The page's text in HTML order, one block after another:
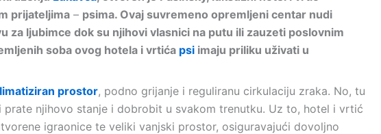
prijateljima – psima. Ovaj suvremeno opremljeni centar nudi
za ljubimce dok su njihovi vlasnici na putu ili zauzeti poslovnim
soba ovog hotela i vrtića psi imaju priliku uživati u
prostor, podno grijanje i reguliranu cirkulaciju zraka. No, tu
njihovo stanje i dobrobit u svakom trenutku. Uz to, hotel i vrtić
igraonice te veliki vanjski prostor, osiguravajući dovoljno